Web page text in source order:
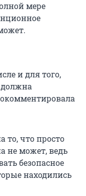
мере
и для того,
должна
то, что просто
не может, ведь
безопасное
находились